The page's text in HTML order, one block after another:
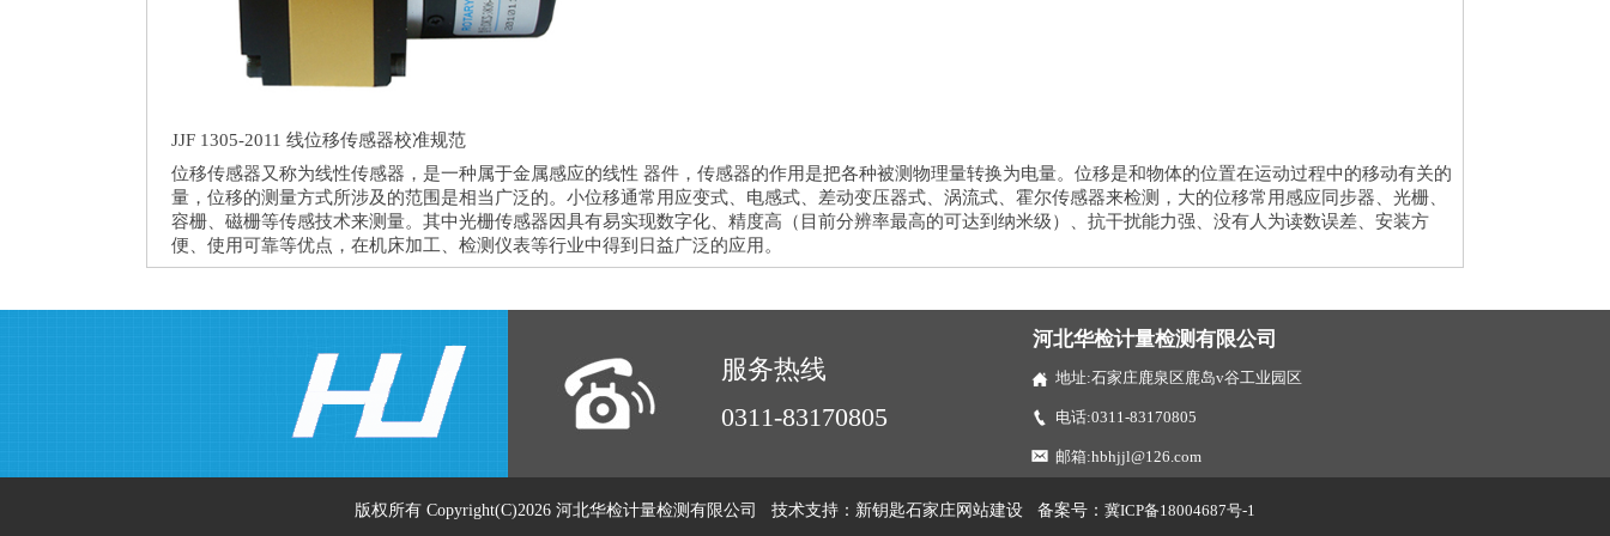
JJF 1305-2011 线位移传感器校准规范
位移传感器又称为线性传感器，是一种属于金属感应的线性 器件，传感器的作用是把各种被测物理量转换为电量。位移是和物体的位置在运动过程中的移动有关的
量，位移的测量方式所涉及的范围是相当广泛的。小位移通常用应变式、电感式、差动变压器式、涡流式、霍尔传感器来检测，大的位移常用感应同步器、光栅、
容栅、磁栅等传感技术来测量。其中光栅传感器因具有易实现数字化、精度高（目前分辨率最高的可达到纳米级）、抗干扰能力强、没有人为读数误差、安装方
便、使用可靠等优点，在机床加工、检测仪表等行业中得到日益广泛的应用。
服务热线
0311-83170805
河北华检计量检测有限公司
地址:石家庄鹿泉区鹿岛v谷工业园区
电话:0311-83170805
邮箱:hbhjjl@126.com
版权所有 Copyright(C)2026 河北华检计量检测有限公司 技术支持： 新钥匙石家庄网站建设 备案号： 冀ICP备18004687号-1